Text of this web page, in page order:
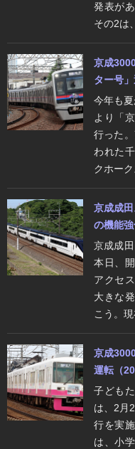
発表が
その2は
京成
ター号」
今年も
より「
行った
われた
クホー
京成成
の機能
京成成
本日、
アクセ
大きな
こう。
京成
運転（
子ども
は、2月
行を実
は、小